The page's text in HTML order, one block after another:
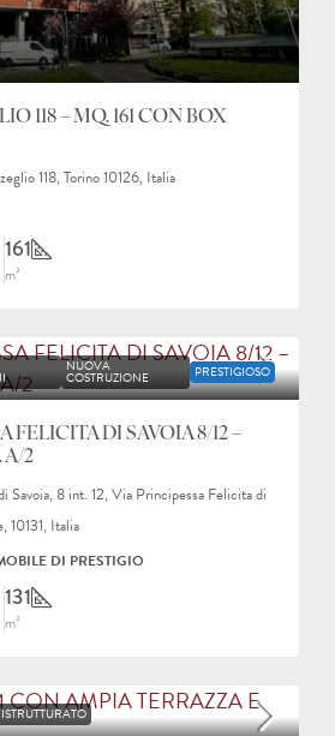
118 – MQ. 161 CON BOX
118, Torino 10126, Italia
161
m²
NUOVA
COSTRUZIONE PRESTIGIOSO
FELICITA DI SAVOIA 8/12 –
A/2
Savoia, 8 int. 12, Via Principessa Felicita di
10131, Italia
DI PRESTIGIO
131
m²